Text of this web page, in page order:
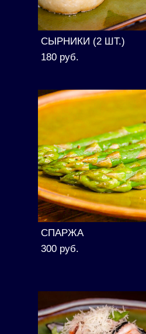
СЫРНИКИ (2 ШТ.)
180 pуб.
СПАРЖА
300 pуб.